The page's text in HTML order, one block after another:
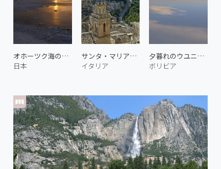
オホーツク海の流氷 2
日本
サンタ・マリア・デッリトリア教会
イタリア
夕暮れのウユニ塩湖 1
ボリビア